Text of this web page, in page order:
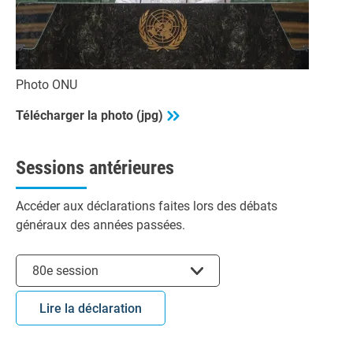
Photo ONU
Télécharger la photo (jpg)
Sessions antérieures
Accéder aux déclarations faites lors des débats
généraux des années passées.
80e session
Lire la déclaration